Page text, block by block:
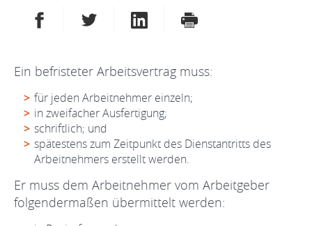
AUF FACEBOOK TEILENAUF TWITTER TEILENAUF LINKEDIN TEILEN
DRUCKEN
Ein befristeter Arbeitsvertrag muss:
für jeden Arbeitnehmer einzeln;
in zweifacher Ausfertigung;
schriftlich; und
spätestens zum Zeitpunkt des Dienstantritts des
Arbeitnehmers erstellt werden.
Er muss dem Arbeitnehmer vom Arbeitgeber
folgendermaßen übermittelt werden: